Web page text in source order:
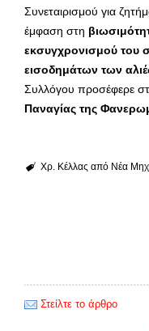
Συνεταιρισμού για
έμφαση στη
εκσυγχρονισμού του
εισοδημάτων των
Συλλόγου προσέφερε
Παναγίας της
Χρ. Κέλλας από Νέα
Στείλτε το άρθρο